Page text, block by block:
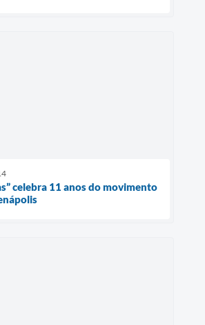
celebra 11 anos do movimento